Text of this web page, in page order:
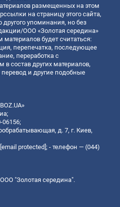
размещенных на этом
на страницу этого сайта,
другого упоминания, но без
ООО «Золотая середина»
будет считаться:
перепечатка, последующее
переработка с
состав других материалов,
и другие подобные
д. 7, г. Киев,
[email protected] ; - телефон — (044)
"Золотая середина".